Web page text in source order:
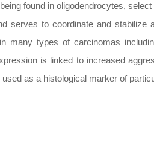
found in oligodendrocytes,
serves to coordinate and
many types of carcinomas
is linked to increased
as a histological marker of